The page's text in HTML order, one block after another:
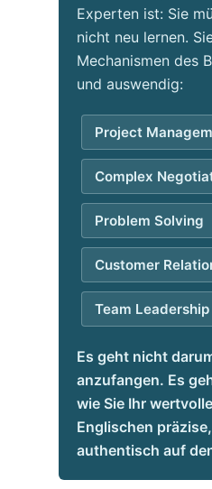
Experten ist: Sie
nicht neu lernen.
Mechanismen des
und auswendig:
Project
Complex
Problem Solving
Customer
Team Leadership
Es geht nicht
anzufangen. Es
wie Sie Ihr
Englischen
authentisch auf